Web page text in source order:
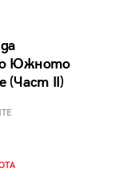
Южното
(Част II)